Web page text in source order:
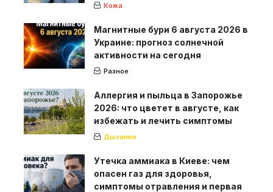
Кожа
Магнитные бури 6 августа 2026 в
Украине: прогноз солнечной
активности на сегодня
Разное
Аллергия и пыльца в Запорожье
2026: что цветет в августе, как
избежать и лечить симптомы
Дыхание
Утечка аммиака в Киеве: чем
опасен газ для здоровья,
симптомы отравления и первая